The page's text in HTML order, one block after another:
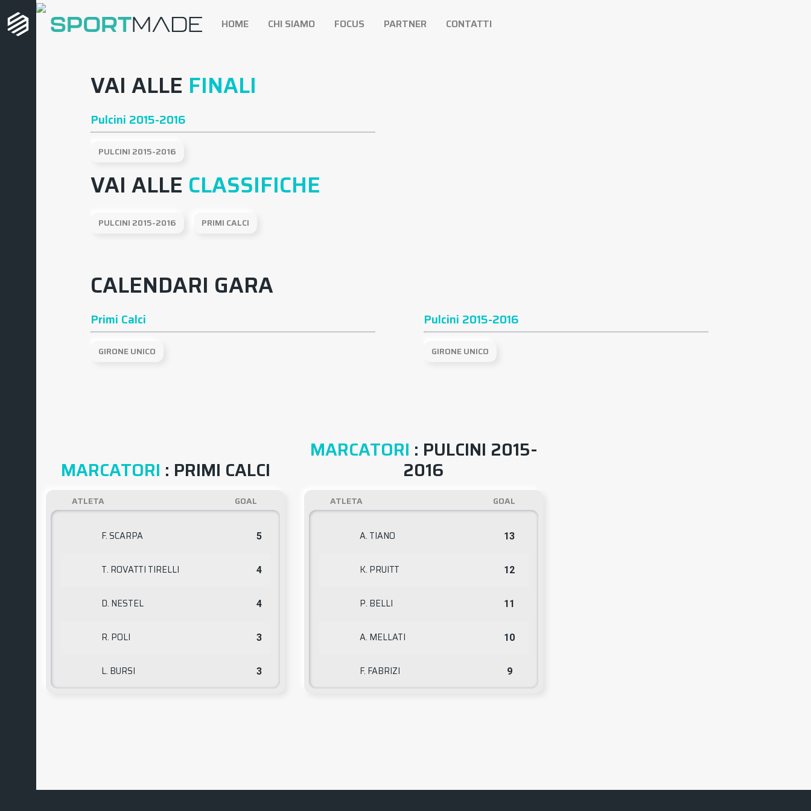
HOME CHI SIAMO FOCUS PARTNER CONTATTI
VAI ALLE FINALI
Pulcini 2015-2016
PULCINI 2015-2016
VAI ALLE CLASSIFICHE
PULCINI 2015-2016 PRIMI CALCI
CALENDARI GARA
Primi Calci
GIRONE UNICO
Pulcini 2015-2016
GIRONE UNICO
MARCATORI : PRIMI CALCI
ATLETA GOAL
F. SCARPA 5
T. ROVATTI TIRELLI 4
D. NESTEL 4
R. POLI 3
L. BURSI 3
MARCATORI : PULCINI 2015-
2016
ATLETA GOAL
A. TIANO 13
K. PRUITT 12
P. BELLI 11
A. MELLATI 10
F. FABRIZI 9